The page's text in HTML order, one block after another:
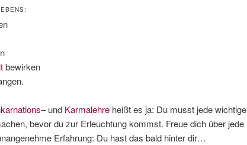
bewirken
– und Karmalehre heißt es ja: Du musst jede wichtige
bevor du zur Erleuchtung kommst. Freue dich über jede
Erfahrung: Du hast das bald hinter dir…